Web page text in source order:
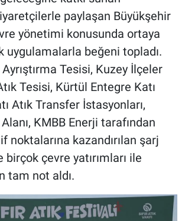
paylaşan Büyükşehir
yönetimi konusunda ortaya
uygulamalarla beğeni topladı.
Ayrıştırma Tesisi, Kuzey İlçeler
Tesisi, Kürtül Entegre Katı
Atık Transfer İstasyonları,
KMBB Enerji tarafından
noktalarına kazandırılan şarj
birçok çevre yatırımları ile
tam not aldı.